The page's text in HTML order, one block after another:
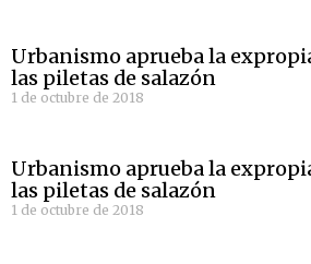
Urbanismo aprueba la
las piletas de salazón
1 de octubre de 2018
Urbanismo aprueba la
las piletas de salazón
1 de octubre de 2018